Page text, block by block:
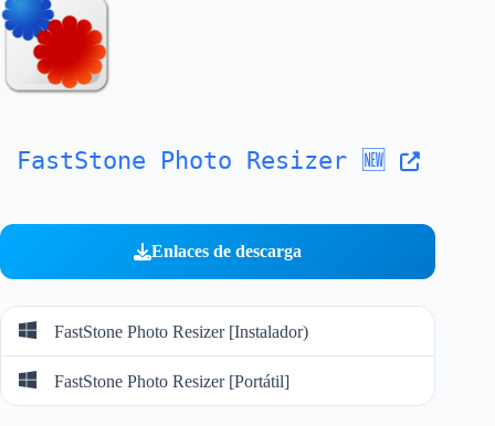
FastStone Photo Resizer 🆕
Enlaces de descarga
FastStone Photo Resizer [Instalador)
FastStone Photo Resizer [Portátil]